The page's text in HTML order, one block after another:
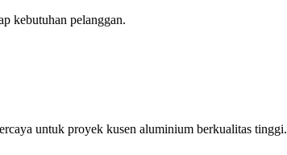
kebutuhan pelanggan.
untuk proyek kusen aluminium berkualitas tinggi.